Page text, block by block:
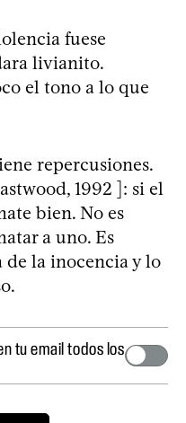
fuese
livianito.
el tono a lo que
repercusiones.
1992 ]: si el
bien. No es
a uno. Es
la inocencia y lo
tu email todos los